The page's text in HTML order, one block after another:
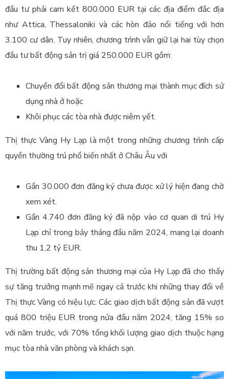
đầu tư phải cam kết 800.000 EUR tại các địa điểm đắc địa
như Attica, Thessaloniki và các hòn đảo nổi tiếng với hơn
3.100 cư dân. Tuy nhiên, chương trình vẫn giữ lại hai tùy chọn
đầu tư bất động sản trị giá 250.000 EUR gồm:
Chuyển đổi bất động sản thương mại thành mục đích sử
dụng nhà ở hoặc
Khôi phục các tòa nhà được niêm yết.
Thị thực Vàng Hy Lạp là một trong những chương trình cấp
quyền thường trú phổ biến nhất ở Châu Âu với
Gần 30.000 đơn đăng ký chưa được xử lý hiện đang chờ
xem xét.
Gần 4.740 đơn đăng ký đã nộp vào cơ quan di trú Hy
Lạp chỉ trong bảy tháng đầu năm 2024, mang lại doanh
thu 1,2 tỷ EUR.
Thị trường bất động sản thương mại của Hy Lạp đã cho thấy
sự tăng trưởng mạnh mẽ ngay cả trước khi những thay đổi về
Thị thực Vàng có hiệu lực. Các giao dịch bất động sản đã vượt
quá 800 triệu EUR trong nửa đầu năm 2024, tăng 15% so
với năm trước, với 70% tổng khối lượng giao dịch thuộc hạng
mục tòa nhà văn phòng và khách sạn.